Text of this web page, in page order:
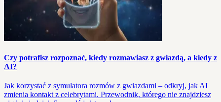
Czy potrafisz rozpoznać, kiedy rozmawiasz z gwiazdą, a kiedy z
AI?
Jak korzystać z symulatora rozmów z gwiazdami – odkryj, jak AI
zmienia kontakt z celebrytami. Przewodnik, którego nie znajdziesz